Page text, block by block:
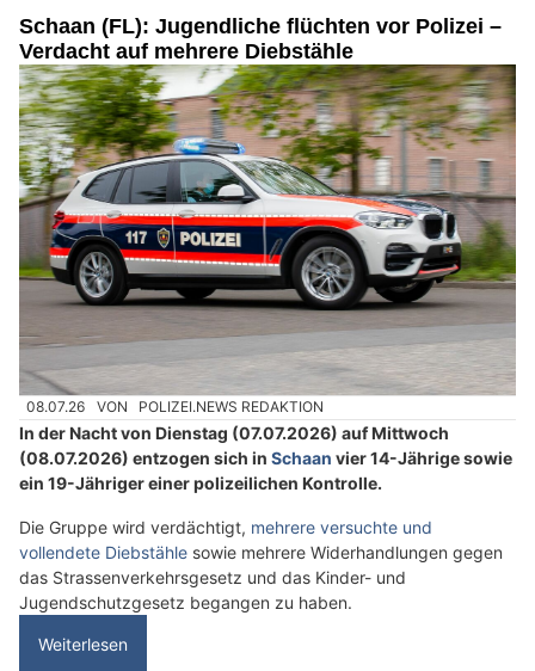
Schaan (FL): Jugendliche flüchten vor Polizei –
Verdacht auf mehrere Diebstähle
08.07.26 VON POLIZEI.NEWS REDAKTION
In der Nacht von Dienstag (07.07.2026) auf Mittwoch
(08.07.2026) entzogen sich in Schaan vier 14-Jährige sowie
ein 19-Jähriger einer polizeilichen Kontrolle.
Die Gruppe wird verdächtigt, mehrere versuchte und
vollendete Diebstähle sowie mehrere Widerhandlungen gegen
das Strassenverkehrsgesetz und das Kinder- und
Jugendschutzgesetz begangen zu haben.
Weiterlesen